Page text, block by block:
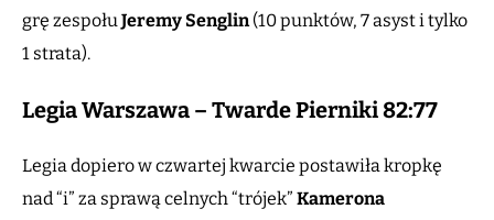
grę zespołuJeremy Senglin(10 punktów, 7 asyst i tylko
1 strata).
Legia Warszawa – Twarde Pierniki 82:77
Legia dopiero w czwartej kwarcie postawiła kropkę
nad “i” za sprawą celnych “trójek” Kamerona